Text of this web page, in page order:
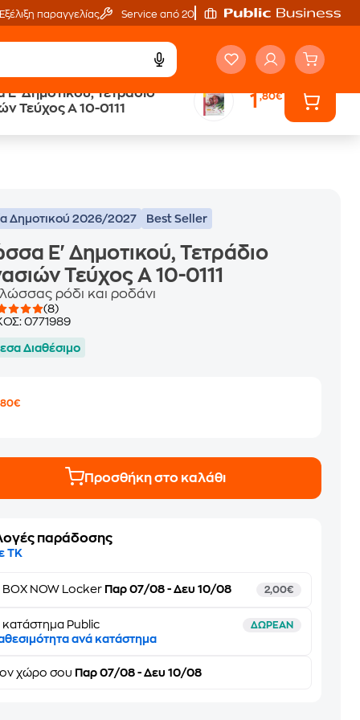
Εξέλιξη παραγγελίας Service από 20'
Δημοτικού, Τετράδιο
Τεύχος Α 10-0111
1,80€
Έλα στον κόσμο
Δημοτικού 2026/2027 Best Seller
Ε' Δημοτικού, Τετράδιο
Τεύχος Α 10-0111
ρόδι και ροδάνι
(8)
0771989
Διαθέσιμο
Προσθήκη στο καλάθι
παράδοσης
ΤΚ
BOX NOW Locker Παρ 07/08 - Δευ 10/08 2,00€
κατάστημα Public ΔΩΡΕΑΝ
ανά κατάστημα
χώρο σου Παρ 07/08 - Δευ 10/08